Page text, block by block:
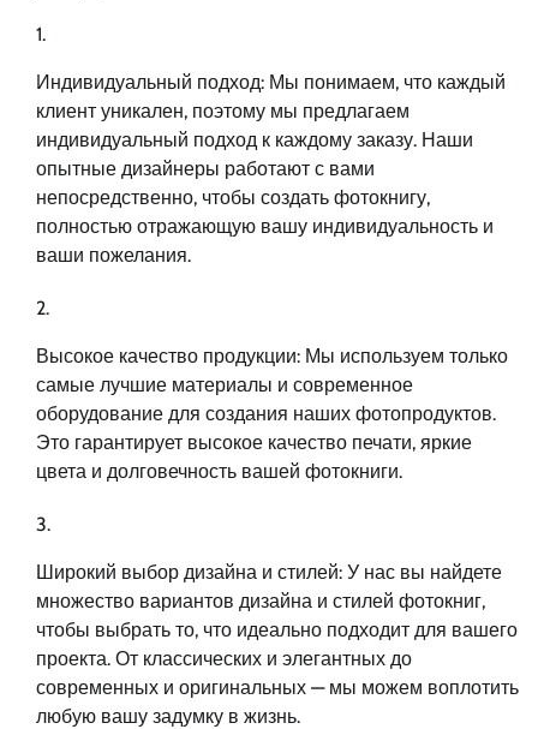
Индивидуальный подход: Мы понимаем, что каждый
клиент уникален, поэтому мы предлагаем
индивидуальный подход к каждому заказу. Наши
опытные дизайнеры работают с вами
непосредственно, чтобы создать фотокнигу,
полностью отражающую вашу индивидуальность и
ваши пожелания.
Высокое качество продукции: Мы используем только
самые лучшие материалы и современное
оборудование для создания наших фотопродуктов.
Это гарантирует высокое качество печати, яркие
цвета и долговечность вашей фотокниги.
Широкий выбор дизайна и стилей: У нас вы найдете
множество вариантов дизайна и стилей фотокниг,
чтобы выбрать то, что идеально подходит для вашего
проекта. От классических и элегантных до
современных и оригинальных — мы можем воплотить
любую вашу задумку в жизнь.